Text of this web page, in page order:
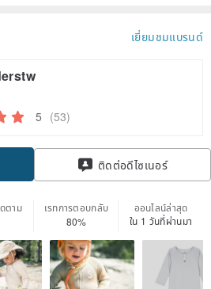
เยี่ยมชมแบรนด์
5 (53)
ติดต่อดีไซเนอร์
ตาม
เรทการตอบกลับ
80%
ออนไลน์ล่าสุด
ใน 1 วันที่ผ่านมา